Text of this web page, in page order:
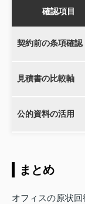
確認項目
契約前の条項確認
見積書の比較軸
公的資料の活用
まとめ
オフィスの原状